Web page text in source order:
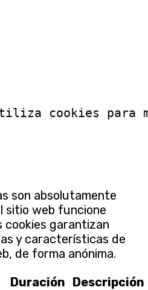
cookies para
son absolutamente
sitio web funcione
garantizan
y características de
de forma anónima.
Duración Descripción